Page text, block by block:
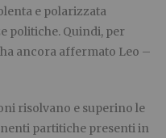
e polarizzata
politiche. Quindi, per
ancora affermato Leo –
risolvano e superino le
partitiche presenti in